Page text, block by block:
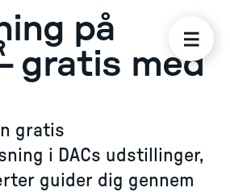
på
gratis med
gratis
i DACs udstillinger,
guider dig gennem